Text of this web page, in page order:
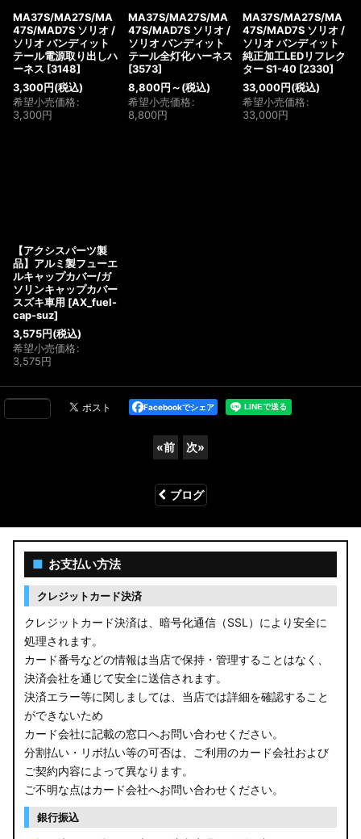
MA37S/MA27S/MA
47S/MAD7S ソリオ /
ソリオ バンディット
テール電源取り出しハ
ーネス [3148]
3,300円 (税込)
希望小売価格:
3,300円
MA37S/MA27S/MA
47S/MAD7S ソリオ /
ソリオ バンディット
テール全灯化ハーネス
[3573]
8,800円 ～ (税込)
希望小売価格:
8,800円
MA37S/MA27S/MA
47S/MAD7S ソリオ /
ソリオ バンディット
純正加工LEDリフレク
ター S1-40 [2330]
33,000円 (税込)
希望小売価格:
33,000円
【アクシスパーツ製
品】アルミ製フューエ
ルキャップカバー/ガ
ソリンキャップカバー
スズキ車用 [AX_fuel-
cap-suz]
3,575円 (税込)
希望小売価格:
3,575 円
Facebookでシェア
«前 次»
ブログ
■ お支払い方法
クレジットカード決済
クレジットカード決済は、暗号化通信（SSL）により安全に
処理されます。
カード番号などの情報は当店で保持・管理することはなく、
決済会社を通じて安全に送信されます。
決済エラー等に関しましては、当店では詳細を確認すること
ができないため
カード会社に記載の窓口へお問い合わせください。
分割払い・リボ払い等の可否は、ご利用のカード会社および
ご契約内容によって異なります。
ご不明な点はカード会社へお問い合わせください。
銀行振込